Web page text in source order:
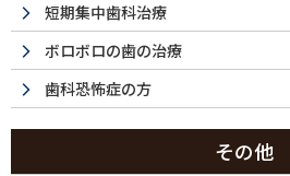
短期集中歯科治療
ボロボロの歯の治療
歯科恐怖症の方
その他